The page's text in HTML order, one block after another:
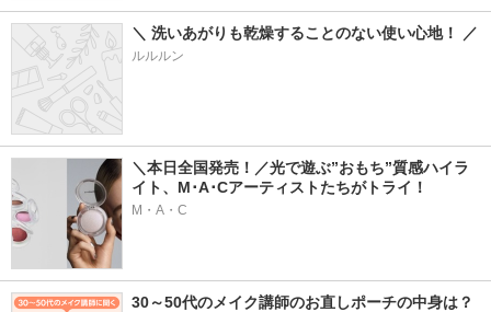
＼ 洗いあがりも乾燥することのない使い心地！ ／
ルルルン
＼本日全国発売！／光で遊ぶ”おもち”質感ハイラ
イト、M･A･Cアーティストたちがトライ！
M・A・C
30～50代のメイク講師のお直しポーチの中身は？